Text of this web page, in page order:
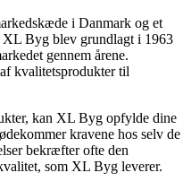
i Danmark og et
Byg blev grundlagt i 1963
gennem årene.
kvalitetsprodukter til
kan XL Byg opfylde dine
kravene hos selv de
bekræfter ofte den
som XL Byg leverer.